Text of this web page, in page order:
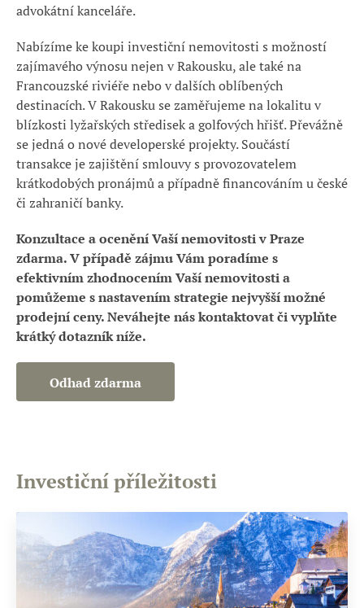
advokátní kanceláře.
Nabízíme ke koupi investiční nemovitosti s možností
zajímavého výnosu nejen v Rakousku, ale také na
Francouzské riviéře nebo v dalších oblíbených
destinacích. V Rakousku se zaměřujeme na lokalitu v
blízkosti lyžařských středisek a golfových hřišť. Převážně
se jedná o nové developerské projekty. Součástí
transakce je zajištění smlouvy s provozovatelem
krátkodobých pronájmů a případně financováním u české
či zahraničí banky.
Konzultace a ocenění Vaší nemovitosti v Praze
zdarma. V případě zájmu Vám poradíme s
efektivním zhodnocením Vaší nemovitosti a
pomůžeme s nastavením strategie nejvyšší možné
prodejní ceny. Neváhejte nás kontaktovat či vyplňte
krátký dotazník níže.
Odhad zdarma
Investiční příležitosti